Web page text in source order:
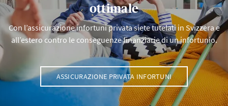
ottimale
Con l’assicurazione infortuni privata siete tutelati in Svizzera e
all’estero contro le conseguenze finanziarie di un infortunio.
ASSICURAZIONE PRIVATA INFORTUNI